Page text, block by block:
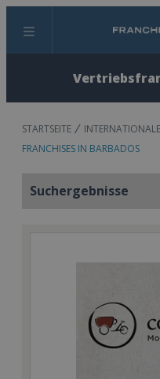
Menü
STARTSEITE
FRANCHISES IN BARBADOS
Suchergebnisse